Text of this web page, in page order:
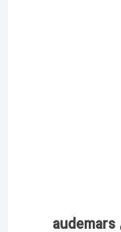
میریم برای معرفی بیشتر کمپانی و موسس audemars